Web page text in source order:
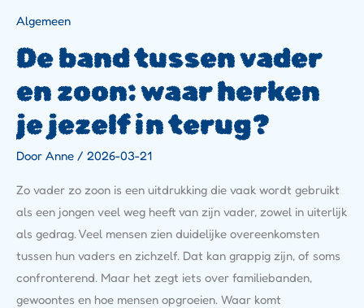
Algemeen
De band tussen vader
en zoon: waar herken
je jezelf in terug?
Door Anne / 2026-03-21
Zo vader zo zoon is een uitdrukking die vaak wordt gebruikt
als een jongen veel weg heeft van zijn vader, zowel in uiterlijk
als gedrag. Veel mensen zien duidelijke overeenkomsten
tussen hun vaders en zichzelf. Dat kan grappig zijn, of soms
confronterend. Maar het zegt iets over familiebanden,
gewoontes en hoe mensen opgroeien. Waar komt